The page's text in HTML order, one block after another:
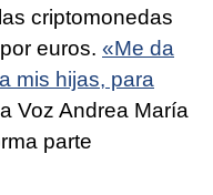
criptomonedas
euros. «Me da
mis hijas, para
Voz Andrea María
parte